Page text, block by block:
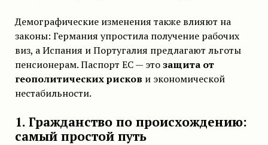
Демографические изменения также влияют на
законы: Германия упростила получение рабочих
виз, а Испания и Португалия предлагают льготы
пенсионерам. Паспорт ЕС — этозащита от
геополитических рисков и экономической
нестабильности.
1. Гражданство по происхождению:
самый простой путь